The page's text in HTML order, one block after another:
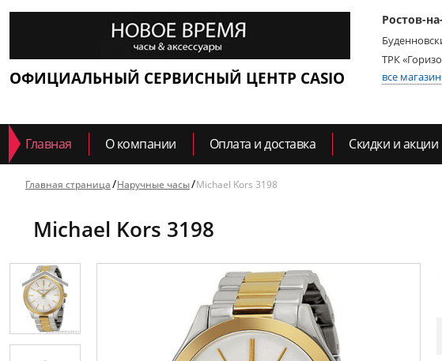
ОФИЦИАЛЬНЫЙ СЕРВИСНЫЙ ЦЕНТР CASIO
Ростов-
ТРК
все
Главная О компании Оплата и доставка Скидки и акции
Главная страница Наручные часы Michael Kors 3198
Michael Kors 3198